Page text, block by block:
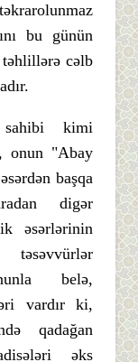
bu günün
cəlb
kimi
onun "Abay
başqa
digər
əsərlərinin
təsəvvürlər
belə,
vardır ki,
qadağan
əks